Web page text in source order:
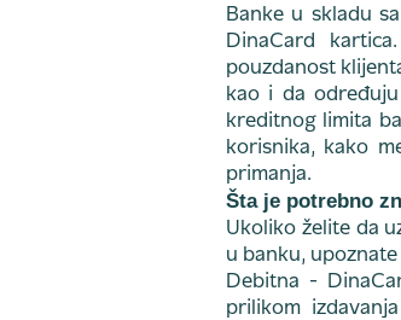
Banke u skladu
DinaCard
pouzdanost
kao i da
kreditnog limita
korisnika, kako
primanja.
Šta je potrebno
Ukoliko želite da
u banku,
Debitna -
prilikom